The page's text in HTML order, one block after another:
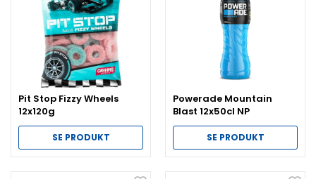
Pit Stop Fizzy Wheels
12x120g
SE PRODUKT
Powerade Mountain
Blast 12x50cl NP
SE PRODUKT